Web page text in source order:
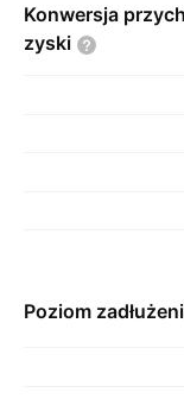
Konwersja
zyski
Poziom